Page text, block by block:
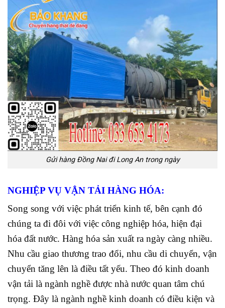
Gửi hàng Đồng Nai đi Long An trong ngày
NGHIỆP VỤ VẬN TẢI HÀNG HÓA:
Song song với việc phát triển kinh tế, bên cạnh đó
chúng ta đi đôi với việc công nghiệp hóa, hiện đại
hóa đất nước. Hàng hóa sản xuất ra ngày càng nhiều.
Nhu cầu giao thương trao đổi, nhu cầu di chuyển, vận
chuyển tăng lên là điều tất yếu. Theo đó kinh doanh
vận tải là ngành nghề được nhà nước quan tâm chú
trọng. Đây là ngành nghề kinh doanh có điều kiện và